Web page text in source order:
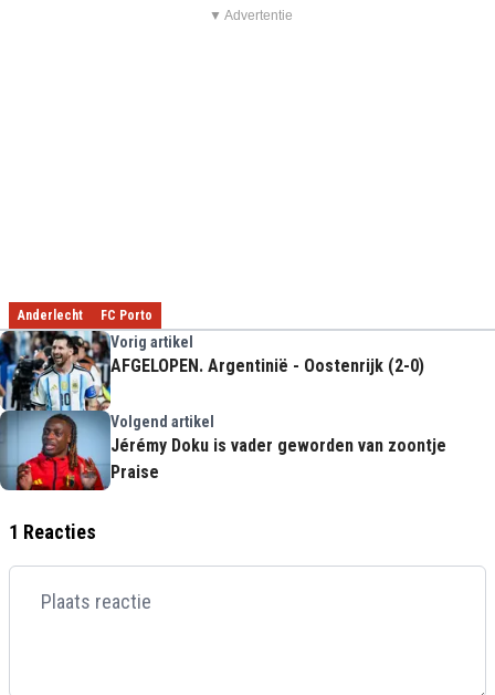
▼ Advertentie
Anderlecht FC Porto
Vorig artikel
AFGELOPEN. Argentinië - Oostenrijk (2-0)
Volgend artikel
Jérémy Doku is vader geworden van zoontje
Praise
1 Reacties